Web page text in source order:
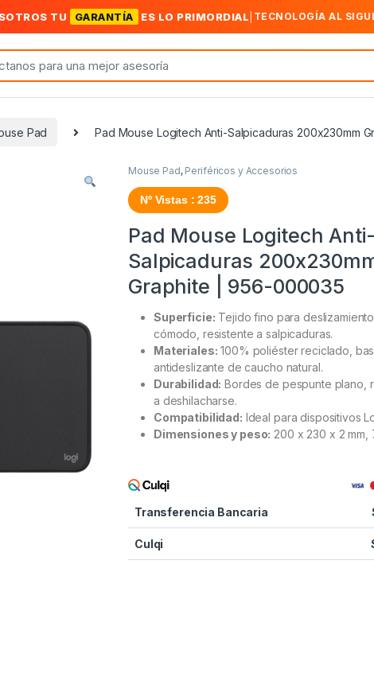
TU GARANTÍA ES LO PRIMORDIAL TECNOLOGÍA AL
Pad Pad Mouse Logitech Anti-Salpicaduras 200x230mm
Mouse Pad, Periféricos y Accesorios
Nº Vistas : 235
Pad Mouse Logitech
Salpicaduras
Graphite | 956-000035
Superficie: Tejido fino para
cómodo, resistente a salpicaduras.
Materiales: 100% poliéster reciclado,
antideslizante de caucho natural.
Durabilidad: Bordes de pespunte plano,
a deshilacharse.
Compatibilidad: Ideal para dispositivos
Dimensiones y peso: 200 x 230 x 2 mm,
Transferencia Bancaria
Culqi